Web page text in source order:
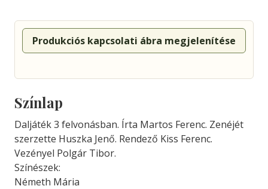
Produkciós kapcsolati ábra megjelenítése
Színlap
Daljáték 3 felvonásban. Írta Martos Ferenc. Zenéjét
szerzette Huszka Jenő. Rendező Kiss Ferenc.
Vezényel Polgár Tibor.
Színészek:
Németh Mária